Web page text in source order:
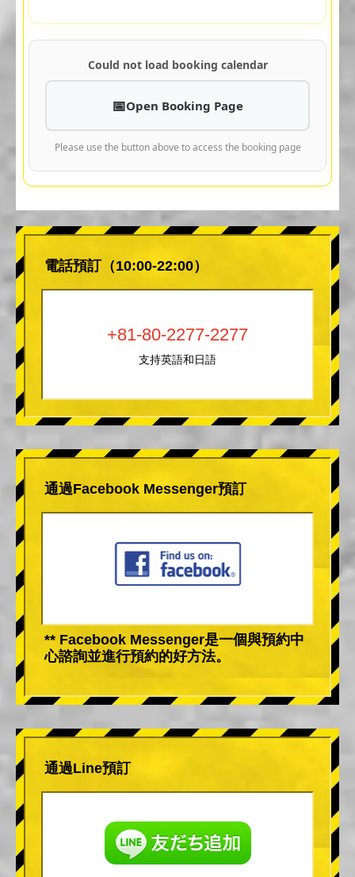
Could not load booking calendar
Open Booking Page
Please use the button above to access the booking page
電話預訂（10:00-22:00）
+81-80-2277-2277
支持英語和日語
通過Facebook Messenger預訂
** Facebook Messenger是一個與預約中
心諮詢並進行預約的好方法。
通過Line預訂